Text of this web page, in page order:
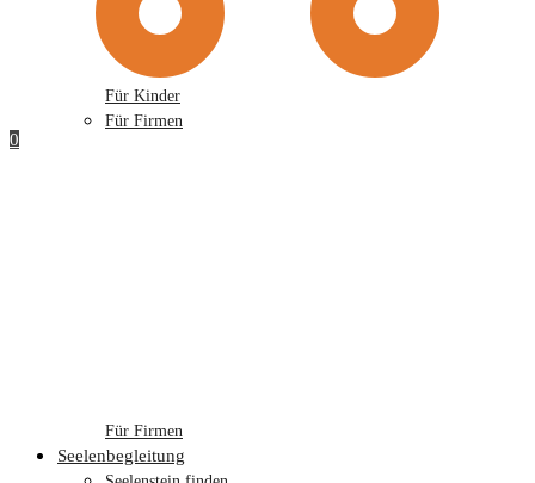
0
Für Kinder
Für Firmen
Für Firmen
Seelenbegleitung